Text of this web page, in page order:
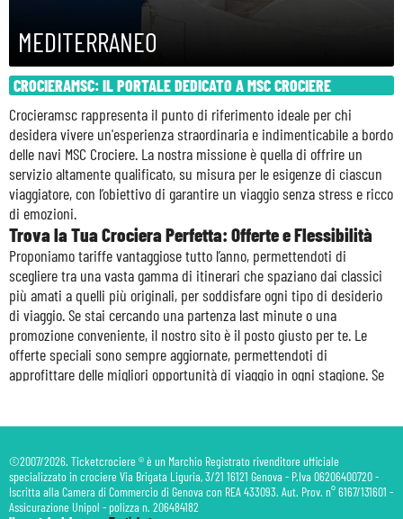
CROCIERAMSC: IL PORTALE DEDICATO A MSC CROCIERE
Crocieramsc rappresenta il punto di riferimento ideale per chi
desidera vivere un'esperienza straordinaria e indimenticabile a bordo
delle navi MSC Crociere. La nostra missione è quella di offrire un
servizio altamente qualificato, su misura per le esigenze di ciascun
viaggiatore, con l’obiettivo di garantire un viaggio senza stress e ricco
di emozioni.
Trova la Tua Crociera Perfetta: Offerte e Flessibilità
Proponiamo tariffe vantaggiose tutto l’anno, permettendoti di
scegliere tra una vasta gamma di itinerari che spaziano dai classici
più amati a quelli più originali, per soddisfare ogni tipo di desiderio
di viaggio. Se stai cercando una partenza last minute o una
promozione conveniente, il nostro sito è il posto giusto per te. Le
offerte speciali sono sempre aggiornate, permettendoti di
approfittare delle migliori opportunità di viaggio in ogni stagione. Se
comodo e la data che meglio si adatta ai tuoi impegni.
Lusso ed Esclusività: MSC Yacht Club
Per chi desidera un'esperienza davvero esclusiva, MSC Yacht Club è la
MEDITERRANEO
©2007/2026. Ticketcrociere ® è un Marchio Registrato rivenditore ufficiale
specializzato in crociere Via Brigata Liguria, 3/21 16121 Genova - P.Iva 06206400720 -
Iscritta alla Camera di Commercio di Genova con REA 433093. Aut. Prov. n° 6167/131601 -
Assicurazione Unipol - polizza n. 206484182